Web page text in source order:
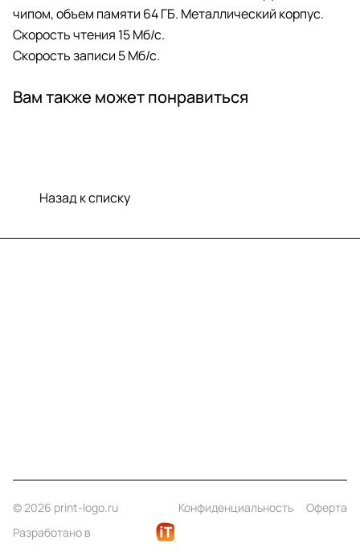
чипом, объем памяти 64 ГБ. Металлический корпус.
Скорость чтения 15 Мб/с.
Скорость записи 5 Мб/с.
Вам также может понравиться
Назад к списку
© 2026 print-logo.ru Конфиденциальность
Оферта
Разработано в